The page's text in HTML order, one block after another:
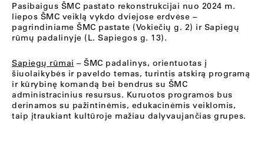
Pasibaigus ŠMC pastato rekonstrukcijai nuo 2024 m.
liepos ŠMC veiklą vykdo dviejose erdvėse –
pagrindiniame ŠMC pastate (Vokiečių g. 2) ir Sapiegų
rūmų padalinyje (L. Sapiegos g. 13).
Sapiegų rūmai – ŠMC padalinys, orientuotas į
šiuolaikybės ir paveldo temas, turintis atskirą programą
ir kūrybinę komandą bei bendrus su ŠMC
administracinius resursus. Kuruotos programos bus
derinamos su pažintinėmis, edukacinėmis veiklomis,
taip įtraukiant kultūroje mažiau dalyvaujančias grupes.